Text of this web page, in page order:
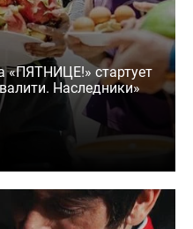
стартует
Наследники»